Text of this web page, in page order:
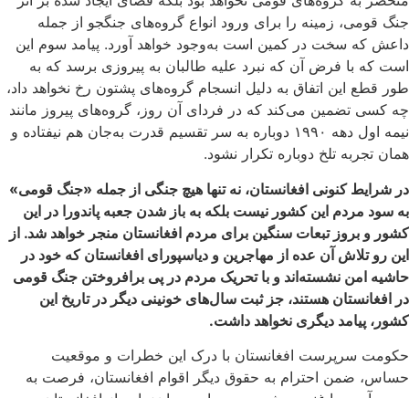
جنگ قومی، زمینه را برای ورود انواع گروه‌های جنگجو از جمله
داعش که سخت در کمین است به‌وجود خواهد آورد. پیامد سوم این
است که با فرض آن که نبرد علیه طالبان به پیروزی برسد که به
طور قطع این اتفاق به دلیل انسجام گروه‌های پشتون رخ نخواهد داد،
چه کسی تضمین می‌کند که در فردای آن روز، گروه‌های پیروز مانند
نیمه اول دهه ۱۹۹۰ دوباره به سر تقسیم قدرت به‌جان هم نیفتاده و
همان تجربه تلخ دوباره تکرار نشود.
در شرایط کنونی افغانستان، نه تنها هیچ جنگی از جمله «جنگ قومی»
به سود مردم این کشور نیست بلکه به باز شدن جعبه پاندورا در این
کشور و بروز تبعات سنگین برای مردم افغانستان منجر خواهد شد. از
این رو تلاش آن عده از مهاجرین و دیاسپورای افغانستان که خود در
حاشیه امن نشسته‌اند و با تحریک مردم در پی برافروختن جنگ قومی
در افغانستان هستند، جز ثبت سال‌های خونینی دیگر در تاریخ این
کشور، پیامد دیگری نخواهد داشت.
حکومت سرپرست افغانستان با درک این خطرات و موقعیت
حساس، ضمن احترام به حقوق دیگر اقوام افغانستان، فرصت به